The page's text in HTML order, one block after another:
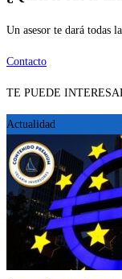
Un asesor te dará todas
Contacto
TE PUEDE
Actualidad